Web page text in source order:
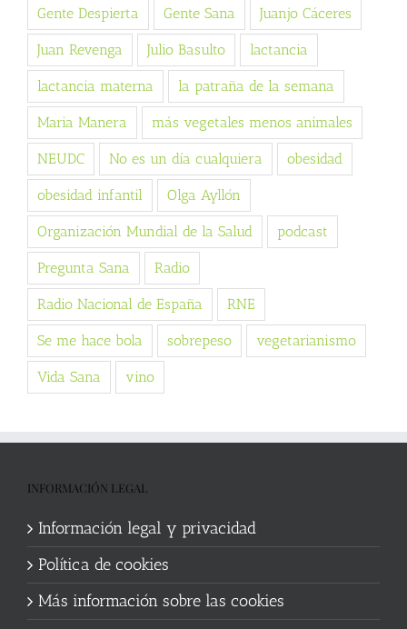
Gente Despierta Gente Sana Juanjo Cáceres
Juan Revenga Julio Basulto lactancia
lactancia materna la patraña de la semana
Maria Manera más vegetales menos animales
NEUDC No es un día cualquiera obesidad
obesidad infantil Olga Ayllón
Organización Mundial de la Salud podcast
Pregunta Sana Radio
Radio Nacional de España RNE
Se me hace bola sobrepeso vegetarianismo
Vida Sana vino
INFORMACIÓN LEGAL
Información legal y privacidad
Política de cookies
Más información sobre las cookies